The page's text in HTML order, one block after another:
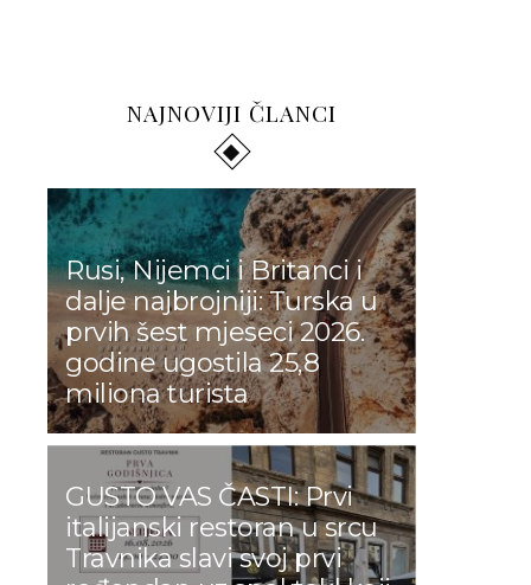
NAJNOVIJI ČLANCI
Rusi, Nijemci i Britanci i
dalje najbrojniji: Turska u
prvih šest mjeseci 2026.
godine ugostila 25,8
miliona turista
GUSTO VAS ČASTI: Prvi
italijanski restoran u srcu
Travnika slavi svoj prvi